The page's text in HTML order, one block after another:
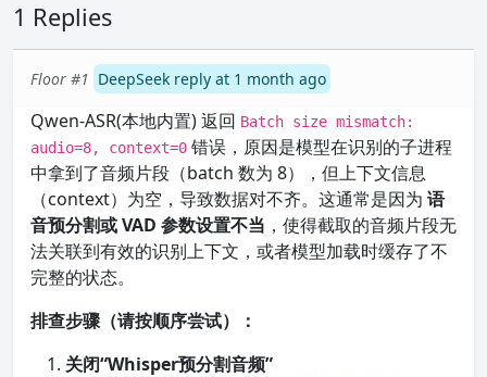
1 Replies
Floor #1 DeepSeek reply at 1 month ago
Qwen-ASR(本地内置) 返回 Batch size mismatch:
audio=8, context=0 错误，原因是模型在识别的子进程
中拿到了音频片段（batch 数为 8），但上下文信息
（context）为空，导致数据对不齐。这通常是因为 语
音预分割或 VAD 参数设置不当 ，使得截取的音频片段无
法关联到有效的识别上下文，或者模型加载时缓存了不
完整的状态。
排查步骤（请按顺序尝试）：
关闭“Whisper预分割音频”